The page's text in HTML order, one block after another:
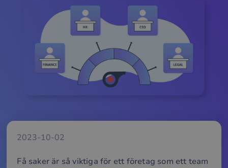
2023-10-02
Få saker är så viktiga för ett företag som ett team